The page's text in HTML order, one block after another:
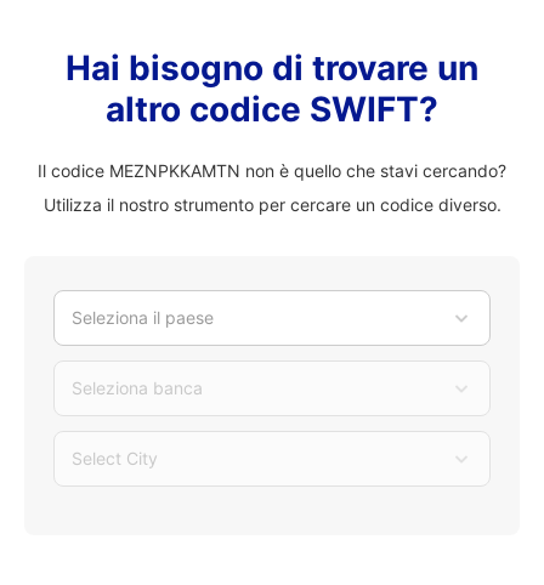
Hai bisogno di trovare un
altro codice SWIFT?
Il codice MEZNPKKAMTN non è quello che stavi cercando?
Utilizza il nostro strumento per cercare un codice diverso.
Seleziona il paese
Seleziona banca
Select City